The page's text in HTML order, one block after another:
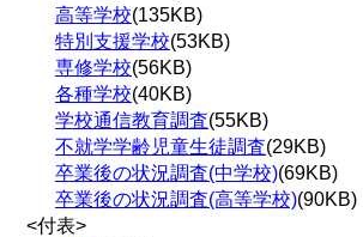
高等学校(135KB)
特別支援学校(53KB)
専修学校(56KB)
各種学校(40KB)
学校通信教育調査(55KB)
不就学学齢児童生徒調査(29KB)
卒業後の状況調査(中学校)(69KB)
卒業後の状況調査(高等学校)(90KB)
<付表>